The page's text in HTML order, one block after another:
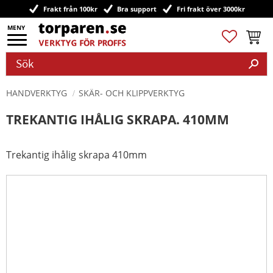
Meny
Frakt från 100kr Bra support Fri frakt över 3000kr
Favoriter
HANDVERKTYG SKÄR- OCH KLIPPVERKTYG
TREKANTIG IHÅLIG SKRAPA. 410MM
Trekantig ihålig skrapa 410mm